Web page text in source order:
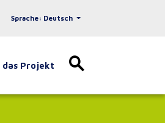
Sprache: Deutsch
das Projekt